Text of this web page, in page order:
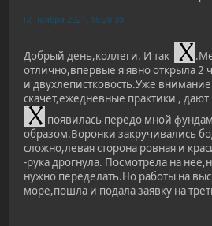
12 ноября 2021, 16:20:39
Добрый день,коллеги. И так
отлично,впервые я явно открыла 2
и двухлепистковость.Уже внимание
скачет,ежедневные практики , дают
появилась передо мной
образом.Воронки закручивались
сложно,левая сторона ровная и
-рука дрогнула. Посмотрела на
нужно переделать.Но работы на
море,пошла и подала заявку на